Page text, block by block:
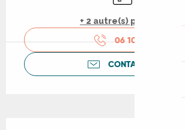
+ 2 autre(s) prestation(s)
06 10 69 16
CONTACTEZ-NOUS